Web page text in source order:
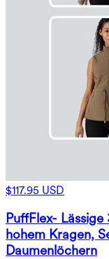
$117.95 USD
PuffFlex-
hohem Kragen,
Daumenlöchern